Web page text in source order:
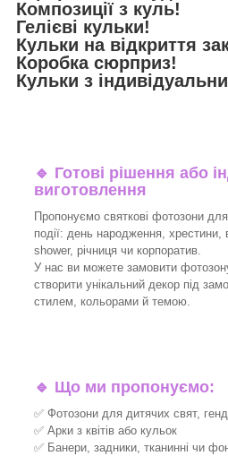
Композиції з куль!
Гелієві кульки!
Кульки на відкриття
Коробка сюрприз!
Кульки з
🔹 Готові рішення або
виготовлення
Пропонуємо святкові фотозони
події: день народження, хрестини,
shower, річниця чи корпоратив.
У нас ви можете замовити
створити унікальний декор під
стилем, кольорами й темою.
🔹 Що ми пропонуємо:
✅ Фотозони для дитячих свят,
✅ Арки з квітів або кульок
✅ Банери, задники, тканинні чи